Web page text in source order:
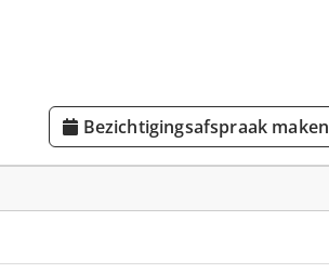
Bezichtigingsafspraak maken